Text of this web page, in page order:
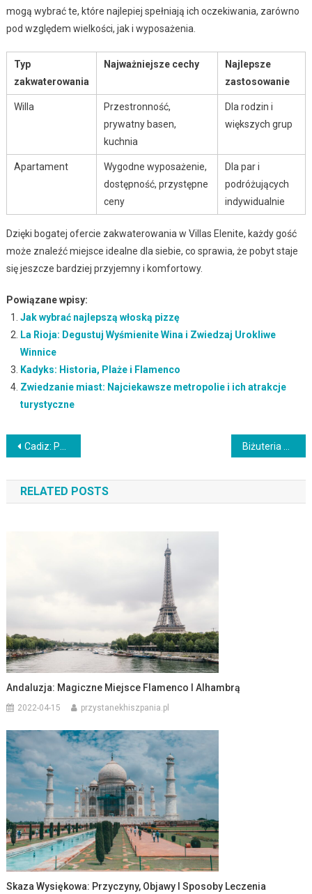
mogą wybrać te, które najlepiej spełniają ich oczekiwania, zarówno
pod względem wielkości, jak i wyposażenia.
Typ
zakwaterowania
Najważniejsze cechy
Najlepsze
zastosowanie
Willa
Przestronność,
prywatny basen,
kuchnia
Dla rodzin i
większych grup
Apartament
Wygodne wyposażenie,
dostępność, przystępne
ceny
Dla par i
podróżujących
indywidualnie
Dzięki bogatej ofercie zakwaterowania w Villas Elenite, każdy gość
może znaleźć miejsce idealne dla siebie, co sprawia, że pobyt staje
się jeszcze bardziej przyjemny i komfortowy.
Powiązane wpisy:
Jak wybrać najlepszą włoską pizzę
La Rioja: Degustuj Wyśmienite Wina i Zwiedzaj Urokliwe
Winnice
Kadyks: Historia, Plaże i Flamenco
Zwiedzanie miast: Najciekawsze metropolie i ich atrakcje
turystyczne
Nawigacja
wpisu
Cadiz: Perła na Wybrzeżu Andaluzji
RELATED POSTS
Andaluzja: Magiczne Miejsce Flamenco I Alhambrą
2022-04-15 przystanekhiszpania.pl
Skaza Wysiękowa: Przyczyny, Objawy I Sposoby Leczenia